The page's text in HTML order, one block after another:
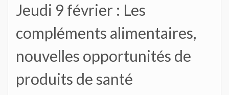
Jeudi 9 février : Les
compléments alimentaires,
nouvelles opportunités de
produits de santé